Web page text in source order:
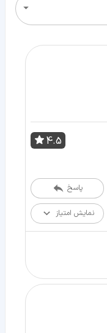
4.5
پاسخ
نمایش امتیاز